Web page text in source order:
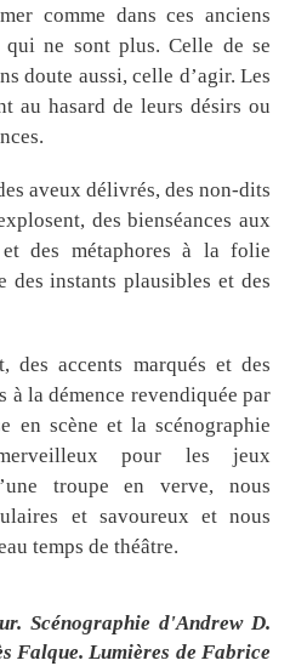
comme dans ces anciens
qui ne sont plus. Celle de se
doute aussi, celle d’agir. Les
au hasard de leurs désirs ou
aveux délivrés, des non-dits
des bienséances aux
et des métaphores à la folie
des instants plausibles et des
des accents marqués et des
à la démence revendiquée par
en scène et la scénographie
pour les jeux
troupe en verve, nous
et savoureux et nous
temps de théâtre.
Scénographie d'Andrew D.
Falque.Lumières de Fabrice